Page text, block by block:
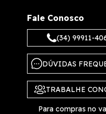
Fale Conosco
(34) 99911-
DÚVIDAS
TRABALHE
Para compras no